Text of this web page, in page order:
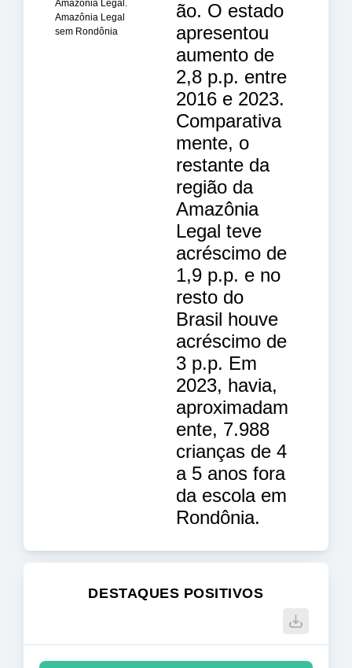
Amazônia Legal.
Amazônia Legal
sem Rondônia
ão. O estado
apresentou
aumento de
2,8 p.p. entre
2016 e 2023.
Comparativa
mente, o
restante da
região da
Amazônia
Legal teve
acréscimo de
1,9 p.p. e no
resto do
Brasil houve
acréscimo de
3 p.p. Em
2023, havia,
aproximadam
ente, 7.988
crianças de 4
a 5 anos fora
da escola em
Rondônia.
DESTAQUES POSITIVOS